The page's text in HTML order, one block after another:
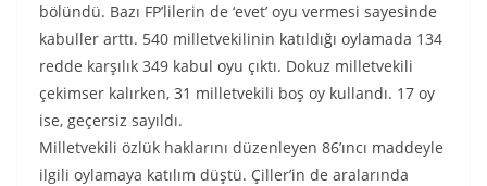
bölündü. Bazı FP’lilerin de ‘evet’ oyu vermesi sayesinde
kabuller arttı. 540 milletvekilinin katıldığı oylamada 134
redde karşılık 349 kabul oyu çıktı. Dokuz milletvekili
çekimser kalırken, 31 milletvekili boş oy kullandı. 17 oy
ise, geçersiz sayıldı.
Milletvekili özlük haklarını düzenleyen 86’ıncı maddeyle
ilgili oylamaya katılım düştü. Çiller’in de aralarında